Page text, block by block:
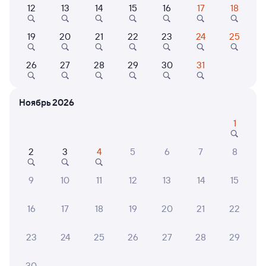
Выберите дату
041М Скорый Проходящий 8,9
16:50 22:06
1 д 5 ч 16 м в пути
Маршрут
Плацкарт
от 8 ⁠527 ⁠₽ 10 ⁠177 ⁠₽
Выберите дату
12 13 14 15 16 17 18
19 20 21 22 23 24 25
26 27 28 29 30 31
Ноябрь 2026
1
2 3 4 5 6 7 8
9 10 11 12 13 14 15
16 17 18 19 20 21 22
23 24 25 26 27 28 29